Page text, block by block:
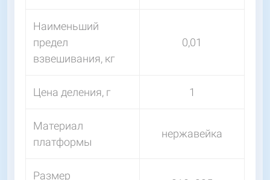
Наименьший
предел
взвешивания, кг
0,01
Цена деления, г 1
Материал
платформы
нержавейка
Размер